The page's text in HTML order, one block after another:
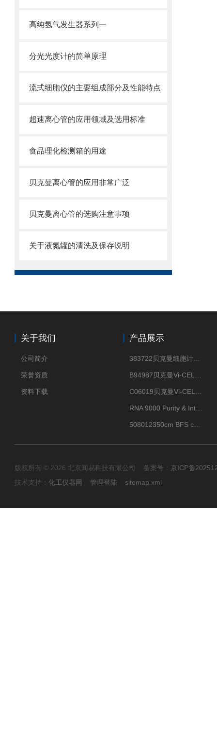
高纯氢气发生器系列一
分光光度计的简单原理
流式细胞仪的主要组成部分及性能特点
超速离心管的应用领域及选用标准
食品理化检测箱的用途
贝克曼离心管的应用非常广泛
贝克曼离心管的选购注意事项
关于液氮罐的清洗及保存说明
关于我们
公司简介
荣誉资质
资料下载
产品展示
版权所有 © 2026 北京闻易科技有限公司 备案号： 京ICP备
技术支持： 化工仪器网 管理登陆 sitemap.xml